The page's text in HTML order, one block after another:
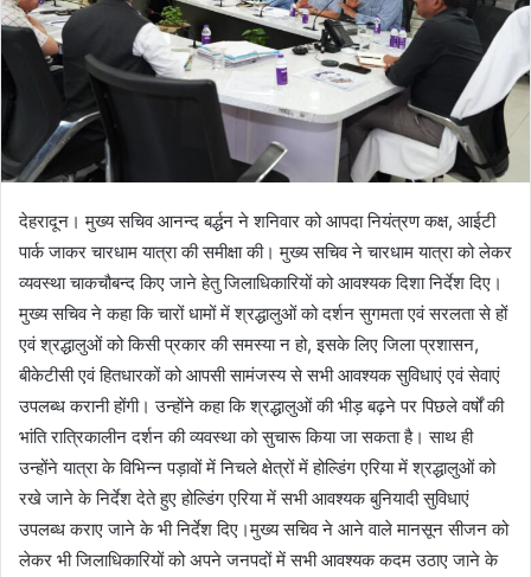
m
a
i
देहरादून। मुख्य सचिव आनन्द बर्द्धन ने शनिवार को आपदा नियंत्रण कक्ष, आईटी
पार्क जाकर चारधाम यात्रा की समीक्षा की। मुख्य सचिव ने चारधाम यात्रा को लेकर
व्यवस्था चाकचौबन्द किए जाने हेतु जिलाधिकारियों को आवश्यक दिशा निर्देश दिए।
मुख्य सचिव ने कहा कि चारों धामों में श्रद्धालुओं को दर्शन सुगमता एवं सरलता से हों
एवं श्रद्धालुओं को किसी प्रकार की समस्या न हो, इसके लिए जिला प्रशासन,
बीकेटीसी एवं हितधारकों को आपसी सामंजस्य से सभी आवश्यक सुविधाएं एवं सेवाएं
उपलब्ध करानी होंगी। उन्होंने कहा कि श्रद्धालुओं की भीड़ बढ़ने पर पिछले वर्षों की
भांति रात्रिकालीन दर्शन की व्यवस्था को सुचारू किया जा सकता है। साथ ही
उन्होंने यात्रा के विभिन्न पड़ावों में निचले क्षेत्रों में होल्डिंग एरिया में श्रद्धालुओं को
रखे जाने के निर्देश देते हुए होल्डिंग एरिया में सभी आवश्यक बुनियादी सुविधाएं
उपलब्ध कराए जाने के भी निर्देश दिए।मुख्य सचिव ने आने वाले मानसून सीजन को
लेकर भी जिलाधिकारियों को अपने जनपदों में सभी आवश्यक कदम उठाए जाने के